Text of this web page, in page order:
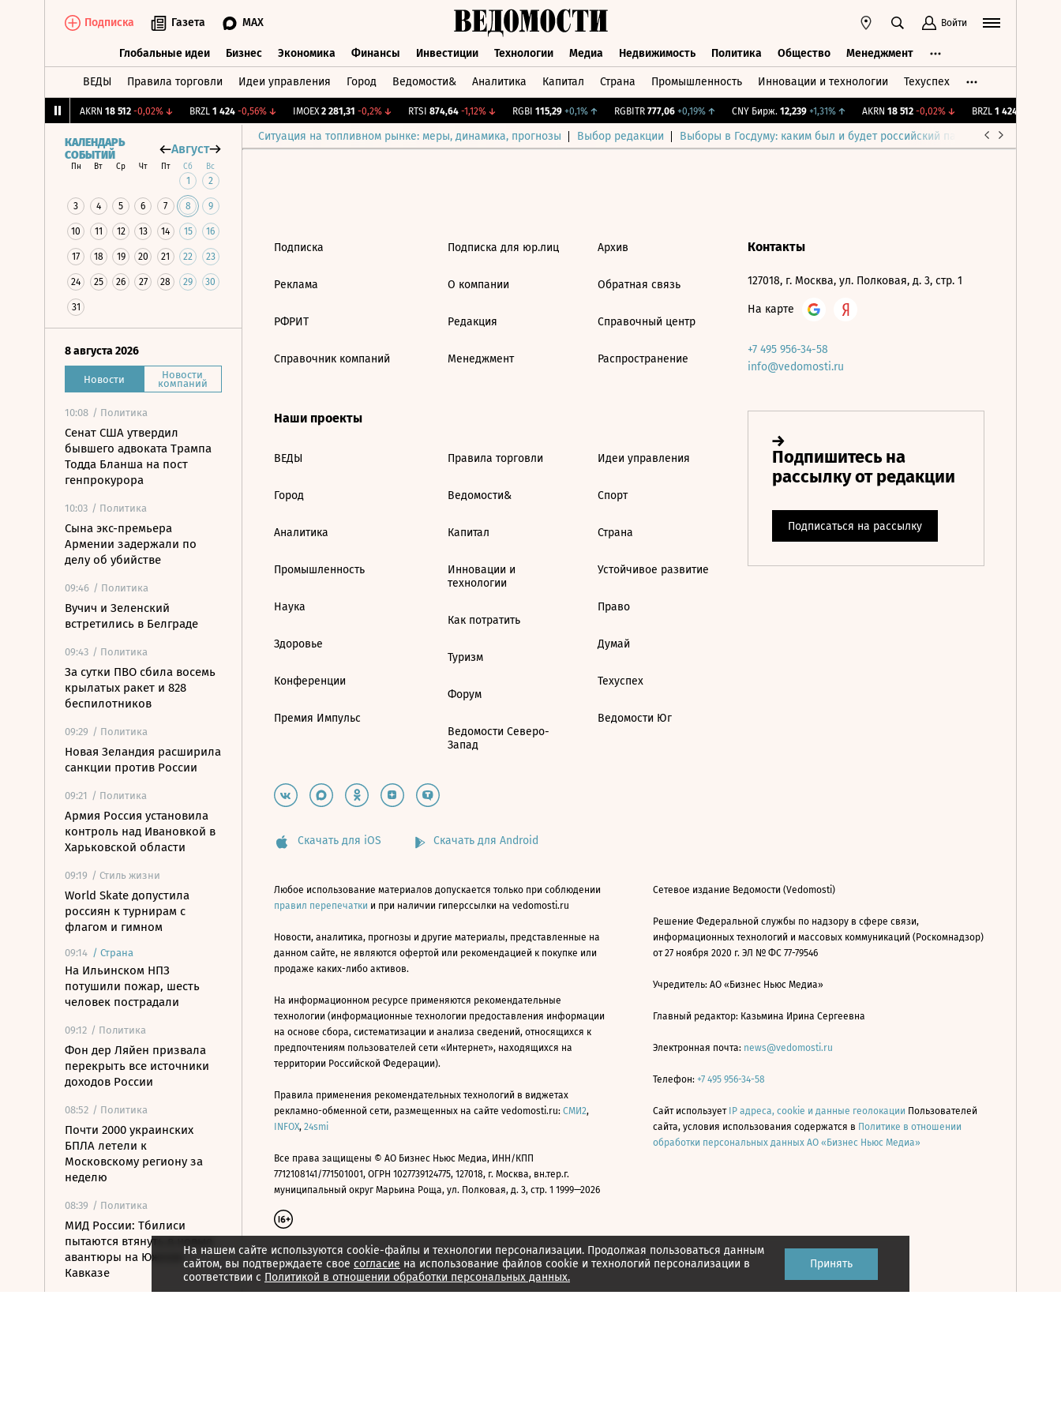
Подписка Газета MAX Войти
Глобальные идеи Бизнес Экономика Финансы Инвестиции Технологии Медиа Недвижимость Политика Общество Менеджмент
ВЕДЫ Правила торговли Идеи управления Город Ведомости& Аналитика Капитал Страна Промышленность Инновации и технологии Техуспех
AKRN 18 512 -0,02%↓ BRZL 1 424 -0,56%↓ IMOEX 2 281,31 -0,2%↓ RTSI 874,64 -1,12%↓ RGBI 115,29 +0,1%↑ RGBITR 777,06 +0,19%↑ CNY Бирж. 12,239 +1,31%↑ AKRN 18 512 -0,02%↓ BRZL 1 424 -0,56%
Ситуация на топливном рынке: меры, динамика, прогнозы Выбор редакции Выборы в Госдуму: каким был и будет российский парламент
КАЛЕНДАРЬ
СОБЫТИЙ
Август
Пн Вт Ср Чт Пт Сб Вс
1 2
3 4 5 6 7 8 9
10 11 12 13 14 15 16
17 18 19 20 21 22 23
24 25 26 27 28 29 30
31
8 августа 2026
Новости Новости
компаний
10:08 / Политика
Сенат США утвердил
бывшего адвоката Трампа
Тодда Бланша на пост
генпрокурора
10:03 / Политика
Сына экс-премьера
Армении задержали по
делу об убийстве
09:46 / Политика
Вучич и Зеленский
встретились в Белграде
09:43 / Политика
За сутки ПВО сбила восемь
крылатых ракет и 828
беспилотников
09:29 / Политика
Новая Зеландия расширила
санкции против России
09:21 / Политика
Армия Россия установила
контроль над Ивановкой в
Харьковской области
09:19 / Стиль жизни
World Skate допустила
россиян к турнирам с
флагом и гимном
09:14 / Страна
На Ильинском НПЗ
потушили пожар, шесть
человек пострадали
09:12 / Политика
Фон дер Ляйен призвала
перекрыть все источники
доходов России
08:52 / Политика
Почти 2000 украинских
БПЛА летели к
Московскому региону за
неделю
08:39 / Политика
МИД России: Тбилиси
пытаются втянуть в новые
авантюры на Южном
Кавказе
На нашем сайте используются cookie-файлы и технологии персонализации. Продолжая пользоваться данным
сайтом, вы подтверждаете свое согласие на использование файлов cookie и технологий персонализации в
соответствии с Политикой в отношении обработки персональных данных.
Принять
Подписка
Реклама
РФРИТ
Справочник компаний
Подписка для юр.лиц
О компании
Редакция
Менеджмент
Архив
Обратная связь
Справочный центр
Распространение
Наши проекты
ВЕДЫ
Город
Аналитика
Промышленность
Наука
Здоровье
Конференции
Премия Импульс
Правила торговли
Ведомости&
Капитал
Инновации и
технологии
Как потратить
Туризм
Форум
Ведомости Северо-
Запад
Идеи управления
Спорт
Страна
Устойчивое развитие
Право
Думай
Техуспех
Ведомости Юг
Контакты
127018, г. Москва, ул. Полковая, д. 3, стр. 1
На карте
+7 495 956-34-58
info@vedomosti.ru
Скачать для iOS Скачать для Android
Любое использование материалов допускается только при соблюдении
правил перепечатки и при наличии гиперссылки на vedomosti.ru
Новости, аналитика, прогнозы и другие материалы, представленные на
данном сайте, не являются офертой или рекомендацией к покупке или
продаже каких-либо активов.
На информационном ресурсе применяются рекомендательные
технологии (информационные технологии предоставления информации
на основе сбора, систематизации и анализа сведений, относящихся к
предпочтениям пользователей сети «Интернет», находящихся на
территории Российской Федерации).
Правила применения рекомендательных технологий в виджетах
рекламно-обменной сети, размещенных на сайте vedomosti.ru: СМИ2,
INFOX, 24smi
Все права защищены © АО Бизнес Ньюс Медиа, ИНН/КПП
7712108141/771501001, ОГРН 1027739124775, 127018, г. Москва, вн.тер.г.
муниципальный округ Марьина Роща, ул. Полковая, д. 3, стр. 1 1999—2026
Сетевое издание Ведомости (Vedomosti)
Решение Федеральной службы по надзору в сфере связи,
информационных технологий и массовых коммуникаций (Роскомнадзор)
от 27 ноября 2020 г. ЭЛ № ФС 77-79546
Учредитель: АО «Бизнес Ньюс Медиа»
Главный редактор: Казьмина Ирина Сергеевна
Электронная почта: news@vedomosti.ru
Телефон: +7 495 956-34-58
Сайт использует IP адреса, cookie и данные геолокации Пользователей
сайта, условия использования содержатся в Политике в отношении
обработки персональных данных АО «Бизнес Ньюс Медиа»